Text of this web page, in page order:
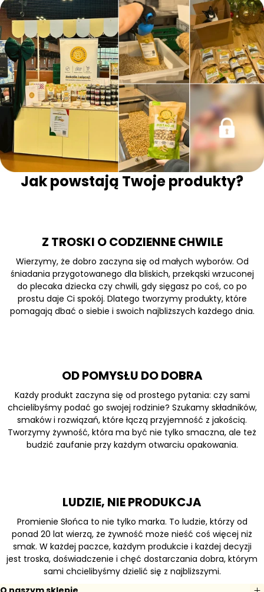
Jak powstają Twoje produkty?
Z TROSKI O CODZIENNE CHWILE
Wierzymy, że dobro zaczyna się od małych wyborów. Od
śniadania przygotowanego dla bliskich, przekąski wrzuconej
do plecaka dziecka czy chwili, gdy sięgasz po coś, co po
prostu daje Ci spokój. Dlatego tworzymy produkty, które
pomagają dbać o siebie i swoich najbliższych każdego dnia.
OD POMYSŁU DO DOBRA
Każdy produkt zaczyna się od prostego pytania: czy sami
chcielibyśmy podać go swojej rodzinie? Szukamy składników,
smaków i rozwiązań, które łączą przyjemność z jakością.
Tworzymy żywność, która ma być nie tylko smaczna, ale też
budzić zaufanie przy każdym otwarciu opakowania.
LUDZIE, NIE PRODUKCJA
Promienie Słońca to nie tylko marka. To ludzie, którzy od
ponad 20 lat wierzą, że żywność może nieść coś więcej niż
smak. W każdej paczce, każdym produkcie i każdej decyzji
jest troska, doświadczenie i chęć dostarczania dobra, którym
sami chcielibyśmy dzielić się z najbliższymi.